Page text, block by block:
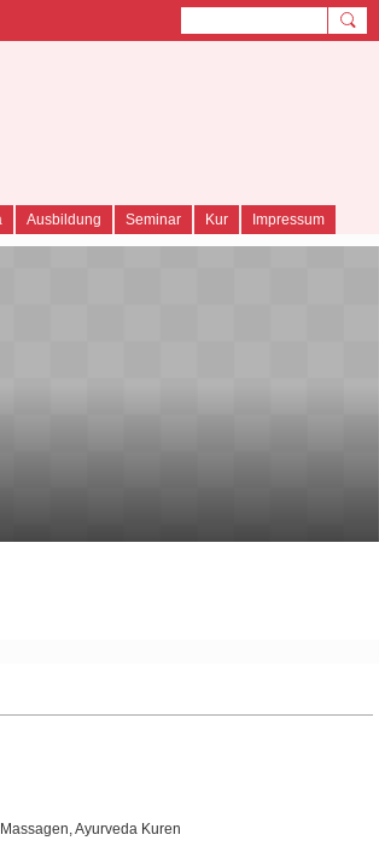
Ausbildung Seminar Kur Impressum
Ayurveda Kuren